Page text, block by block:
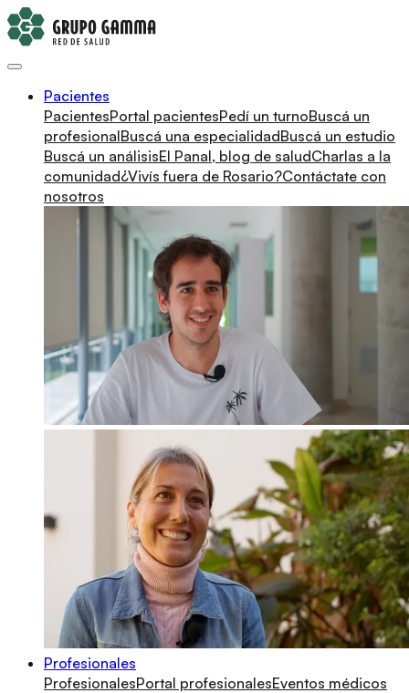
Pacientes
PacientesPortal pacientesPedí un turnoBuscá un
profesionalBuscá una especialidadBuscá un estudio
Buscá un análisisEl Panal, blog de saludCharlas a la
comunidad¿Vivís fuera de Rosario?Contáctate con
nosotros
Profesionales
ProfesionalesPortal profesionalesEventos médicos